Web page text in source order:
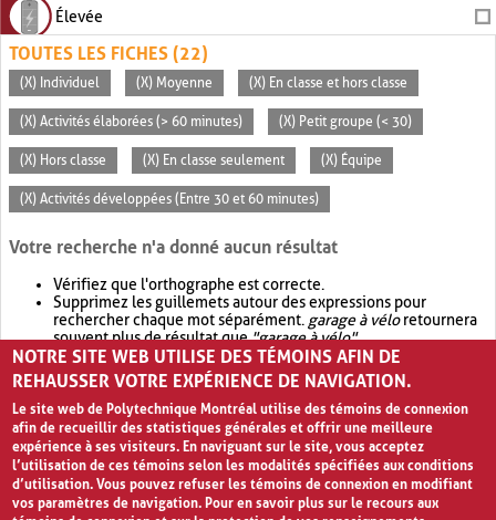
Élevée
TOUTES LES FICHES (22)
(X) Individuel (X) Moyenne (X) En classe et hors classe
(X) Activités élaborées (> 60 minutes) (X) Petit groupe (< 30)
(X) Hors classe (X) En classe seulement (X) Équipe
(X) Activités développées (Entre 30 et 60 minutes)
Votre recherche n'a donné aucun résultat
Vérifiez que l'orthographe est correcte.
Supprimez les guillemets autour des expressions pour
rechercher chaque mot séparément. garage à véloretournera
souvent plus de résultat que"garage à vélo".
Envisagez d'élargir votre recherche avec OR.garage OR vélo
retournera souvent plus de résultat quegarage à vélo
NOTRE SITE WEB UTILISE DES TÉMOINS AFIN DE
REHAUSSER VOTRE EXPÉRIENCE DE NAVIGATION.
Le site web de Polytechnique Montréal utilise des témoins de connexion
afin de recueillir des statistiques générales et offrir une meilleure
expérience à ses visiteurs. En naviguant sur le site, vous acceptez
l’utilisation de ces témoins selon les modalités spécifiées aux conditions
d’utilisation. Vous pouvez refuser les témoins de connexion en modifiant
vos paramètres de navigation. Pour en savoir plus sur le recours aux